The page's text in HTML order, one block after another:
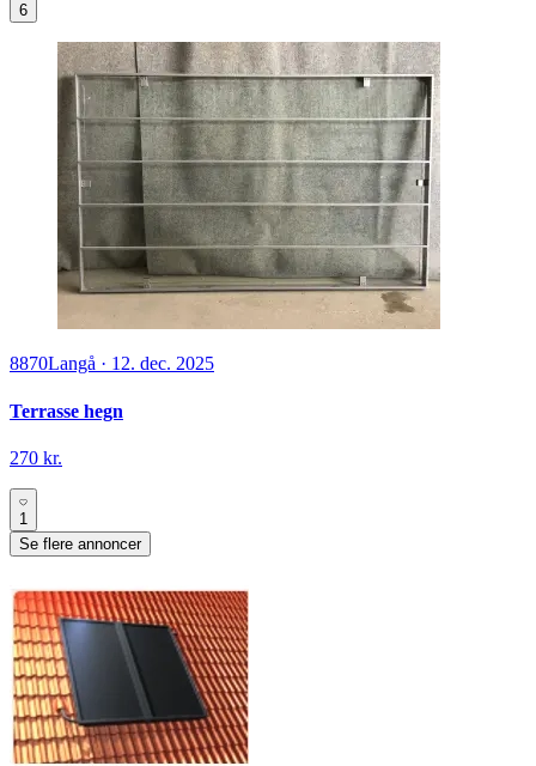
6
8870Langå · 12. dec. 2025
Terrasse hegn
270 kr.
1
Se flere annoncer